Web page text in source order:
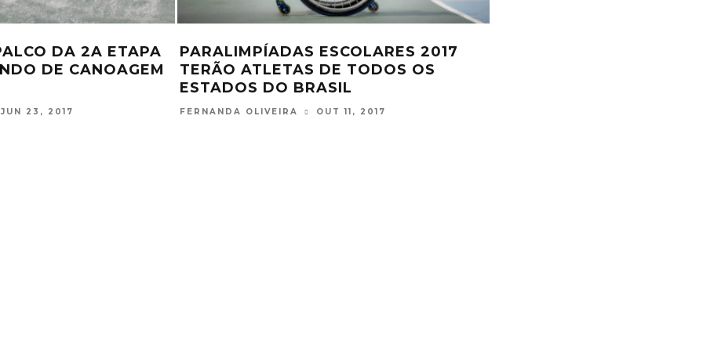
PROVA DE
CANASTRA
DEZ 4, 2017
ANA MARCELA CUNHA É A MELHOR
DO MUNDO EM ÁGUAS ABERTAS
PELA 4ª VEZ
FERNANDA OLIVEIRA DEZ 3, 2017